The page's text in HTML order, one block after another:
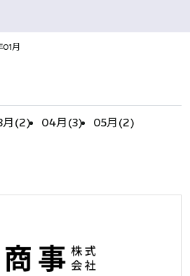
月
月(2) 04月(3)
05月(2)